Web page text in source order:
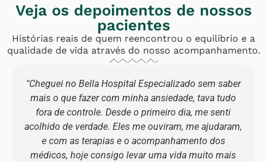
Veja os depoimentos de nossos
pacientes
Histórias reais de quem reencontrou o equilíbrio e a
qualidade de vida através do nosso acompanhamento.
"Cheguei no Bella Hospital Especializado sem saber
mais o que fazer com minha ansiedade, tava tudo
fora de controle. Desde o primeiro dia, me senti
acolhido de verdade. Eles me ouviram, me ajudaram,
e com as terapias e o acompanhamento dos
médicos, hoje consigo levar uma vida muito mais